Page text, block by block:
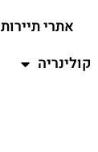
אתרי תיירות
קולינריה